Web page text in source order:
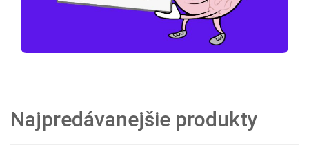
Najpredávanejšie produkty